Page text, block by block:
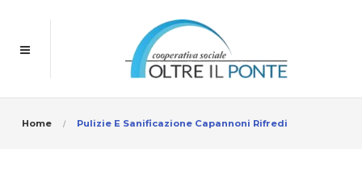
Home Pulizie E Sanificazione Capannoni Rifredi